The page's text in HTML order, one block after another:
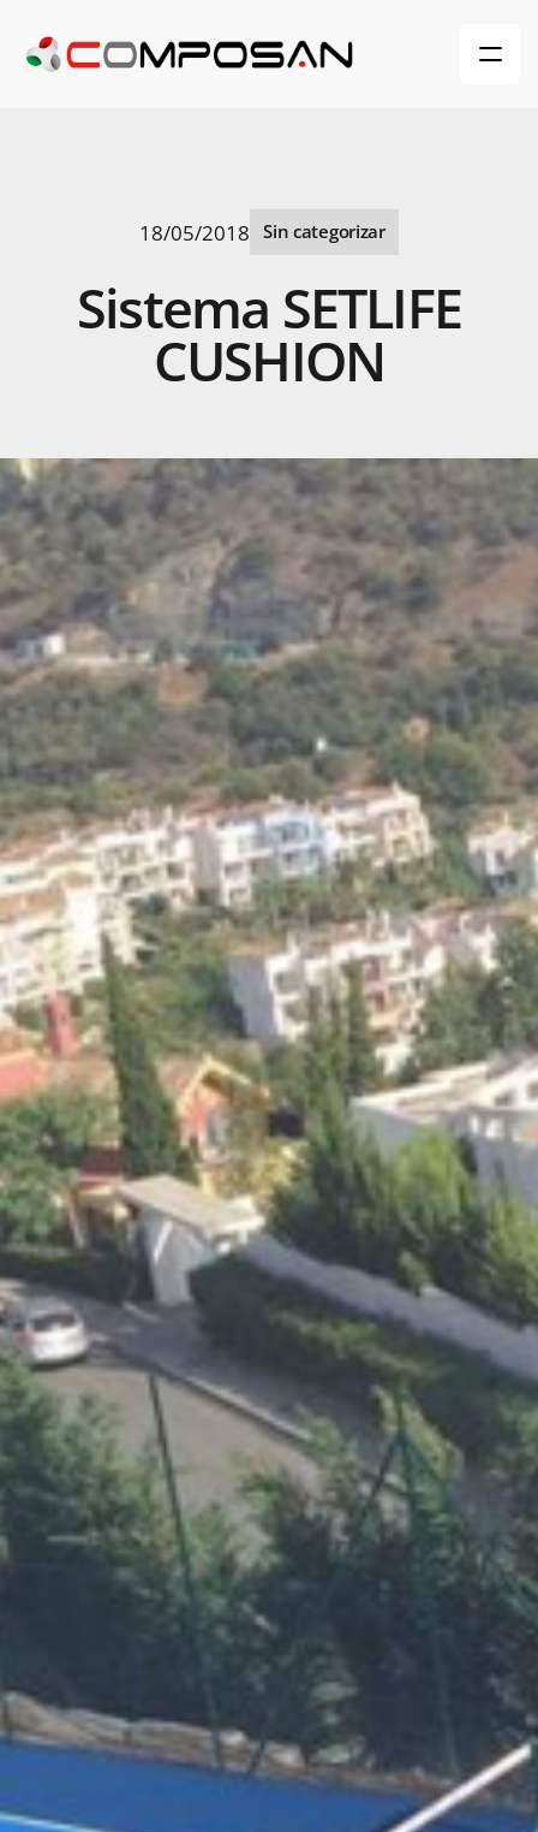
18/05/2018 Sin categorizar
Sistema SETLIFE
CUSHION